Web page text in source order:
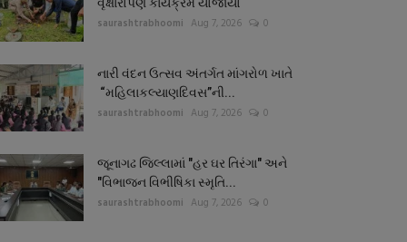
saurashtrabhoomi Aug 7, 2026 0
નારી વંદન ઉત્સવ અંતર્ગત માંગરોળ ખાતે
“મહિલાકલ્યાણદિવસ”ની...
saurashtrabhoomi Aug 7, 2026 0
જૂનાગઢ જિલ્લામાં "હર ઘર તિરંગા" અને
"વિભાજન વિભીષિકા સ્મૃતિ...
saurashtrabhoomi Aug 7, 2026 0